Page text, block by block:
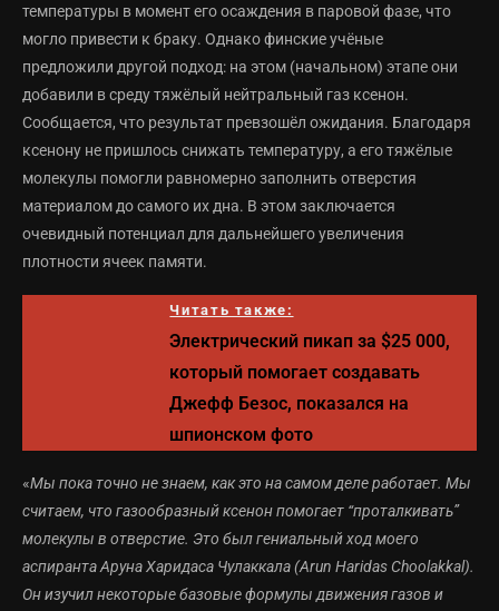
температуры в момент его осаждения в паровой фазе, что
могло привести к браку. Однако финские учёные
предложили другой подход: на этом (начальном) этапе они
добавили в среду тяжёлый нейтральный газ ксенон.
Сообщается, что результат превзошёл ожидания. Благодаря
ксенону не пришлось снижать температуру, а его тяжёлые
молекулы помогли равномерно заполнить отверстия
материалом до самого их дна. В этом заключается
очевидный потенциал для дальнейшего увеличения
плотности ячеек памяти.
Читать также:
Электрический пикап за $25 000,
который помогает создавать
Джефф Безос, показался на
шпионском фото
«Мы пока точно не знаем, как это на самом деле работает. Мы
считаем, что газообразный ксенон помогает “проталкивать”
молекулы в отверстие. Это был гениальный ход моего
аспиранта Аруна Харидаса Чулаккала (Arun Haridas Choolakkal).
Он изучил некоторые базовые формулы движения газов и